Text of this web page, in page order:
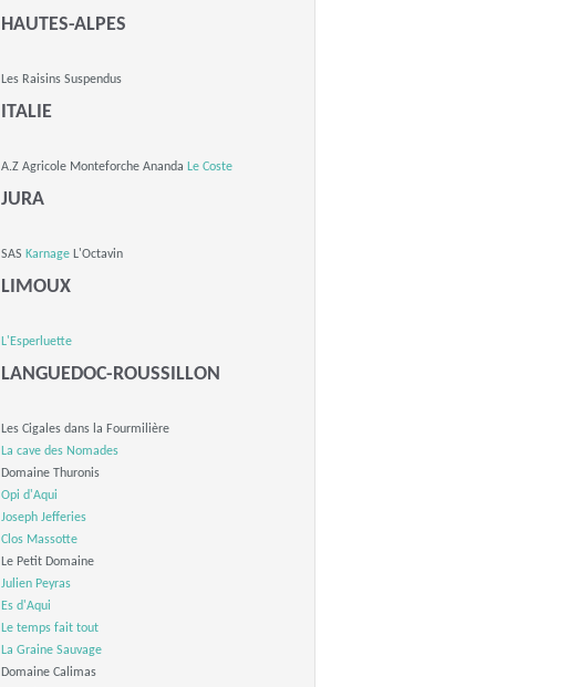
HAUTES-ALPES
Les Raisins Suspendus
ITALIE
A.Z Agricole Monteforche Ananda Le Coste
JURA
SAS KarnageL'Octavin
LIMOUX
L'Esperluette
LANGUEDOC-ROUSSILLON
Les Cigales dans la Fourmilière
La cave des Nomades
Domaine Thuronis
Opi d'Aqui
Joseph Jefferies
Clos Massotte
Le Petit Domaine
Julien Peyras
Es d'Aqui
Le temps fait tout
La Graine Sauvage
Domaine Calimas